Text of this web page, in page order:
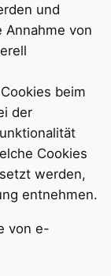
und
Annahme von
beim
der
Cookies
werden,
entnehmen.
von e-